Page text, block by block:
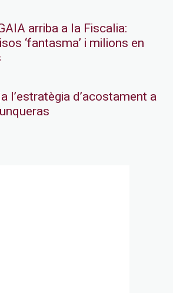
arriba a la Fiscalia:
‘fantasma’ i milions en
l’estratègia d’acostament a